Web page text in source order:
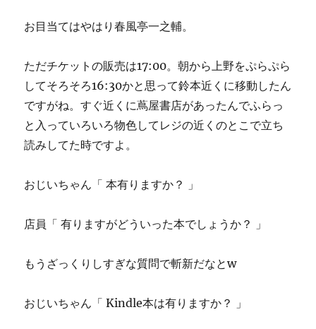
お目当てはやはり春風亭一之輔。
ただチケットの販売は17:00。朝から上野をぷらぷら
してそろそろ16:30かと思って鈴本近くに移動したん
ですがね。すぐ近くに蔦屋書店があったんでふらっ
と入っていろいろ物色してレジの近くのとこで立ち
読みしてた時ですよ。
おじいちゃん「 本有りますか？ 」
店員「 有りますがどういった本でしょうか？ 」
もうざっくりしすぎな質問で斬新だなとw
おじいちゃん「 Kindle本は有りますか？ 」